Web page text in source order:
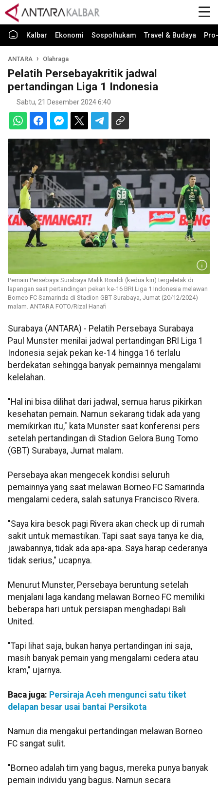
Kalbar Ekonomi Sospolhukam Travel & Budaya
ANTARA Olahraga
Pelatih Persebayakritik jadwal
pertandingan Liga 1 Indonesia
Sabtu, 21 Desember 2024 6:40
Pemain Persebaya Surabaya Malik Risaldi (kedua kiri) tergeletak di
lapangan saat pertandingan pekan ke-16 BRI Liga 1 Indonesia melawan
Borneo FC Samarinda di Stadion GBT Surabaya, Jumat (20/12/2024)
malam. ANTARA FOTO/Rizal Hanafi
Surabaya (ANTARA) - Pelatih Persebaya Surabaya
Paul Munster menilai jadwal pertandingan BRI Liga 1
Indonesia sejak pekan ke-14 hingga 16 terlalu
berdekatan sehingga banyak pemainnya mengalami
kelelahan.
"Hal ini bisa dilihat dari jadwal, semua harus pikirkan
kesehatan pemain. Namun sekarang tidak ada yang
memikirkan itu," kata Munster saat konferensi pers
setelah pertandingan di Stadion Gelora Bung Tomo
(GBT) Surabaya, Jumat malam.
Persebaya akan mengecek kondisi seluruh
pemainnya yang saat melawan Borneo FC Samarinda
mengalami cedera, salah satunya Francisco Rivera.
"Saya kira besok pagi Rivera akan check up di rumah
sakit untuk memastikan. Tapi saat saya tanya ke dia,
jawabannya, tidak ada apa-apa. Saya harap cederanya
tidak serius," ucapnya.
Menurut Munster, Persebaya beruntung setelah
menjalani laga kandang melawan Borneo FC memiliki
beberapa hari untuk persiapan menghadapi Bali
United.
"Tapi lihat saja, bukan hanya pertandingan ini saja,
masih banyak pemain yang mengalami cedera atau
kram," ujarnya.
Baca juga: Persiraja Aceh mengunci satu tiket
delapan besar usai bantai Persikota
Namun dia mengakui pertandingan melawan Borneo
FC sangat sulit.
"Borneo adalah tim yang bagus, mereka punya banyak
pemain individu yang bagus. Namun secara